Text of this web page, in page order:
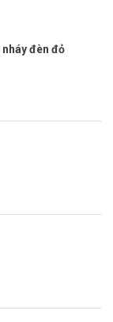
đèn đỏ